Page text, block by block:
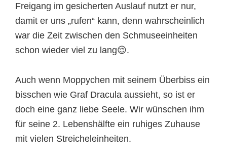
Freigang im gesicherten Auslauf nutzt er nur,
damit er uns „rufen“ kann, denn wahrscheinlich
war die Zeit zwischen den Schmuseeinheiten
schon wieder viel zu lang😌.
Auch wenn Moppychen mit seinem Überbiss ein
bisschen wie Graf Dracula aussieht, so ist er
doch eine ganz liebe Seele. Wir wünschen ihm
für seine 2. Lebenshälfte ein ruhiges Zuhause
mit vielen Streicheleinheiten.